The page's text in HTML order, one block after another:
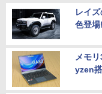
レイ
色登
メモ
yzen